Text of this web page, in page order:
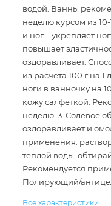
водой. Ванны
неделю курсом из
и ног – укрепляет
повышает
оздоравливает.
из расчета 100 г на
ноги в ванночку на
кожу салфеткой.
неделю. 3. Солевое
оздоравливает и
применения:
теплой воды,
Рекомендуется
Полирующий/
Все характеристики